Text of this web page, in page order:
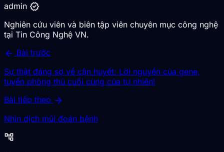
admin verified
Nghiên cứu viên và biên tập viên chuyên mục công nghệ
tại Tin Công Nghệ VN.
arrow_back Bài trước
Sự thật đáng sợ về cận huyết: Lời nguyền của gene,
tuyến phòng thủ cuối cùng của tự nhiên!
Bài tiếp theo arrow_forward
Nhìn dịch mũi đoán bệnh
account_tree